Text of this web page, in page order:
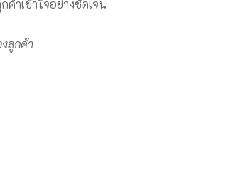
ค้าเข้าใจอย่างชัดเจน
ลูกค้า